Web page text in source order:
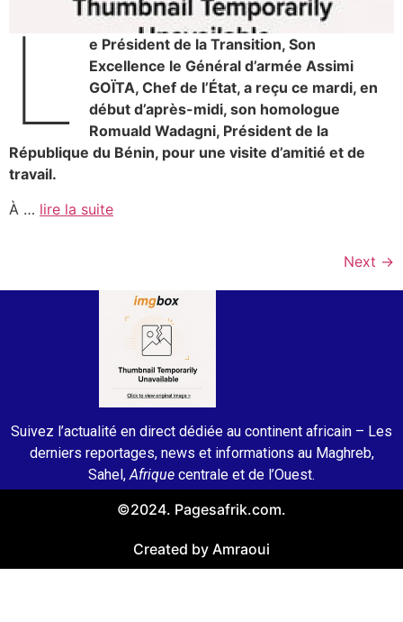
L
e Président de la Transition, Son
Excellence le Général d’armée Assimi
GOÏTA, Chef de l’État, a reçu ce mardi, en
début d’après-midi, son homologue
Romuald Wadagni, Président de la
République du Bénin, pour une visite d’amitié et de
travail.
À … lire la suite
Next →
Suivez l’actualité en direct dédiée au continent africain – Les
derniers reportages, news et informations au Maghreb,
Sahel, Afrique centrale et de l’Ouest.
©2024. Pagesafrik.com.
Created by Amraoui